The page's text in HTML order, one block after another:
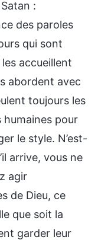
:
des paroles
qui sont
accueillent
abordent avec
toujours les
humaines pour
le style. N’est-
arrive, vous ne
agir
de Dieu, ce
que soit la
garder leur